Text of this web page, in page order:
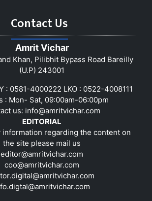
Contact Us
Amrit Vichar
Khan, Pilibhit Bypass Road Bareilly
(U.P) 243001
: 0581-4000222 LKO : 0522-4008111
: Mon- Sat, 09:00am-06:00pm
us: info@amritvichar.com
EDITORIAL
information regarding the content on
the site please mail us
editor@amritvichar.com
coo@amritvichar.com